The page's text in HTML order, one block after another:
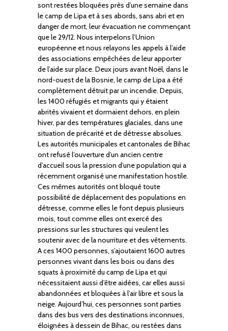
sont restées bloquées près d’une semaine dans
le camp de Lipa et à ses abords, sans abri et en
danger de mort, leur évacuation ne commençant
que le 29/12. Nous interpelons l’Union
européenne et nous relayons les appels à l’aide
des associations empêchées de leur apporter
de l’aide sur place. Deux jours avant Noël, dans le
nord-ouest de la Bosnie, le camp de Lipa a été
complètement détruit par un incendie. Depuis,
les 1400 réfugiés et migrants qui y étaient
abrités vivaient et dormaient dehors, en plein
hiver, par des températures glaciales, dans une
situation de précarité et de détresse absolues.
Les autorités municipales et cantonales de Bihac
ont refusé l’ouverture d’un ancien centre
d’accueil sous la pression d’une population qui a
récemment organisé une manifestation hostile.
Ces mêmes autorités ont bloqué toute
possibilité de déplacement des populations en
détresse, comme elles le font depuis plusieurs
mois, tout comme elles ont exercé des
pressions sur les structures qui veulent les
soutenir avec de la nourriture et des vêtements.
A ces 1400 personnes, s’ajoutaient 1600 autres
personnes vivant dans les bois ou dans des
squats à proximité du camp de Lipa et qui
nécessitaient aussi d’être aidées, car elles aussi
abandonnées et bloquées à l’air libre et sous la
neige. Aujourd’hui, ces personnes sont parties
dans des bus vers des destinations inconnues,
éloignées à dessein de Bihac, ou restées dans